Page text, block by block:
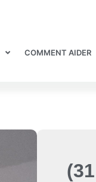
COMMENT AIDER